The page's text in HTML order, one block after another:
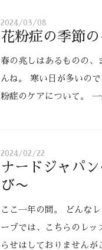
2024/03/08
花粉症の季節
春の兆しはあるものの
んね。 寒い日が多いの
粉症のケアについて。
2024/02/22
ナードジャパ
び〜
ここ一年の間。 どんな
ーブでは、こちらのレッ
らせはしておりませんが